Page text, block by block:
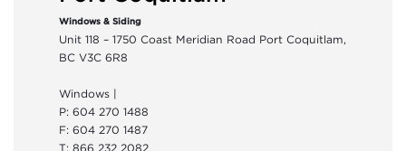
Windows & Siding
Unit 118 – 1750 Coast Meridian Road Port Coquitlam,
BC V3C 6R8
Windows |
P: 604 270 1488
F: 604 270 1487
T: 866 232 2082